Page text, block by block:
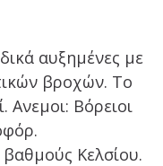
αυξημένες με
βροχών. Το
Ανεμοι: Βόρειοι
Κελσίου.